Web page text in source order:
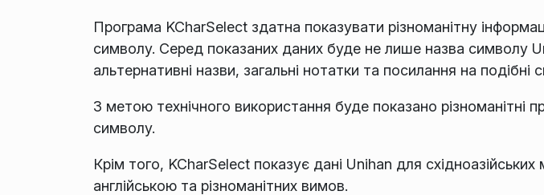
Програма KCharSelect здатна показувати різноманітну
символу. Серед показаних даних буде не лише назва символу
альтернативні назви, загальні нотатки та посилання на подібні
З метою технічного використання буде показано різноманітні
символу.
Крім того, KCharSelect показує дані Unihan для
англійською та різноманітних вимов.